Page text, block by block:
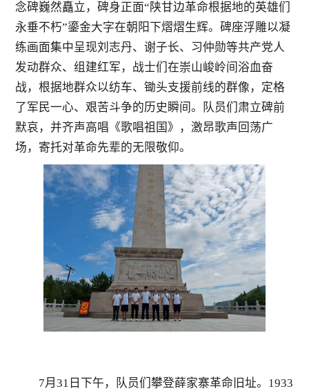
念碑巍然矗立，碑身正面“陕甘边革命根据地的英雄们
永垂不朽”鎏金大字在朝阳下熠熠生辉。碑座浮雕以凝
练画面集中呈现刘志丹、谢子长、习仲勋等共产党人
发动群众、组建红军，战士们在崇山峻岭间浴血奋
战，根据地群众以纺车、锄头支援前线的群像，定格
了军民一心、艰苦斗争的历史瞬间。队员们肃立碑前
默哀，并齐声高唱《歌唱祖国》，激昂歌声回荡广
场，寄托对革命先辈的无限敬仰。
7月 31 日下午，队员们攀登薛家寨革命旧址。 1933